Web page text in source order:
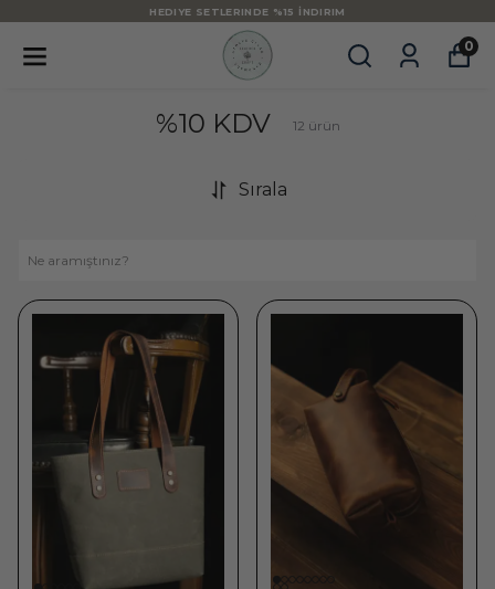
HEDIYE SETLERINDE %15 İNDIRIM
0
%10 KDV 12 ürün
Sırala